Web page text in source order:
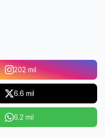
202 mil
6.6 mil
6.2 mil